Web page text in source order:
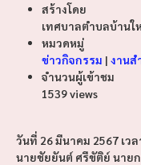
สร้างโดย
เทศบาลตำบลบ้านใ
หมวดหมู่
ข่าวกิจกรรม | งาน
จำนวนผู้เข้าชม
1539 views
วันที่ 26 มีนาคม 2567 เวล
นายชัยยันต์ ศรีขัติย์ นาย